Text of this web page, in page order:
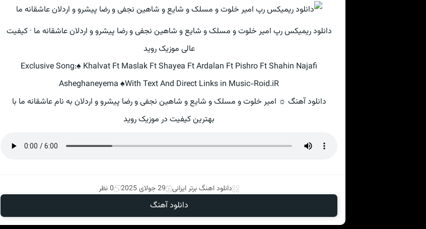
دانلود ریمیکس رپ امیر خلوت و مسلک و شایع و شاهین نجفی و رضا پیشرو و اردلان عاشقانه ما · کیفیت
عالی موزیک روید
Exclusive Song:♠ Khalvat Ft Maslak Ft Shayea Ft Ardalan Ft Pishro Ft Shahin Najafi
Asheghaneyema ♠With Text And Direct Links in Music-Roid.iR
دانلود آهنگ ☼ امیر خلوت و مسلک و شایع و شاهین نجفی و رضا پیشرو و اردلان به نام عاشقانه ما با
بهترین کیفیت در موزیک روید
دانلود اهنگ برتر ایرانی 29 جولای 2025 0 نظر
دانلود آهنگ